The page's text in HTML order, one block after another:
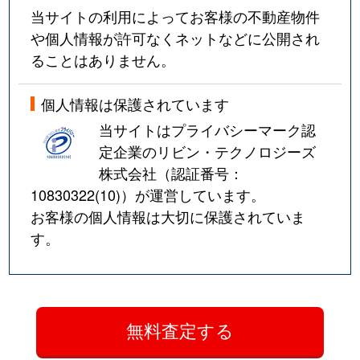
当サイトの利用によってお客様の不動産物件
や個人情報が許可なくネットなどに公開され
ることはありません。
個人情報は保護されています
当サイトはプライバシーマーク認
定企業のリビン・テクノロジーズ
株式会社（認証番号：
10830322(10)）が運営しています。
お客様の個人情報は大切に保護されていま
す。